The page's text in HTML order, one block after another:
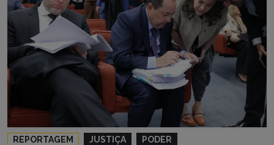
REPORTAGEM JUSTIÇA PODER